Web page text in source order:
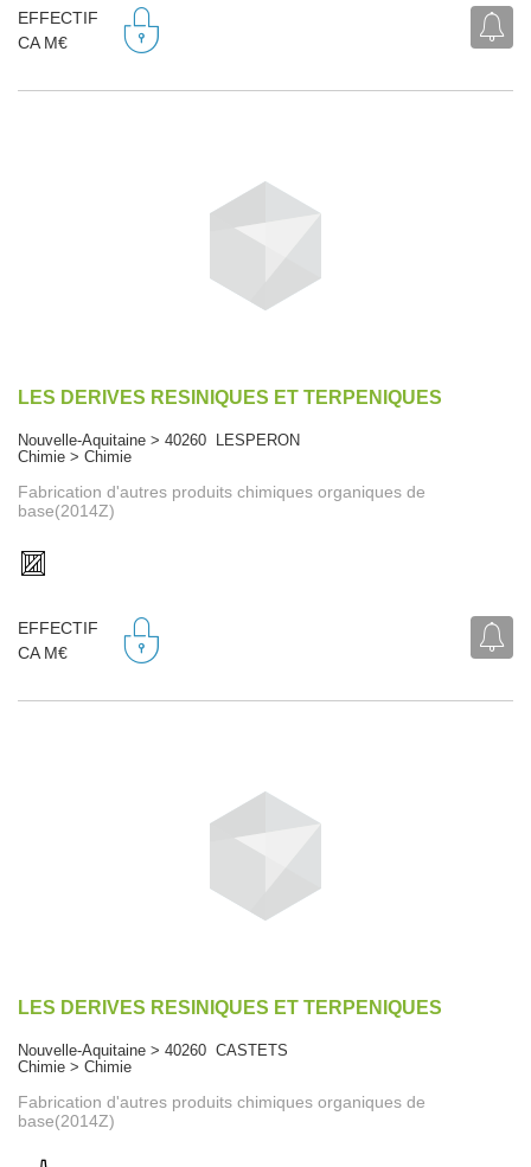
EFFECTIF
CA M€
LES DERIVES RESINIQUES ET TERPENIQUES
Nouvelle-Aquitaine > 40260 LESPERON
Chimie > Chimie
Fabrication d'autres produits chimiques organiques de
base(2014Z)
EFFECTIF
CA M€
LES DERIVES RESINIQUES ET TERPENIQUES
Nouvelle-Aquitaine > 40260 CASTETS
Chimie > Chimie
Fabrication d'autres produits chimiques organiques de
base(2014Z)